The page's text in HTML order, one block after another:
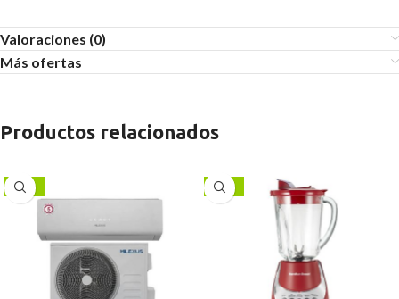
Valoraciones (0)
Más ofertas
Productos relacionados
-15% -17%